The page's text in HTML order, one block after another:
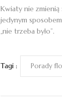
Kwiaty nie
jedynym
„nie trzeba było”.
Tagi : Porady